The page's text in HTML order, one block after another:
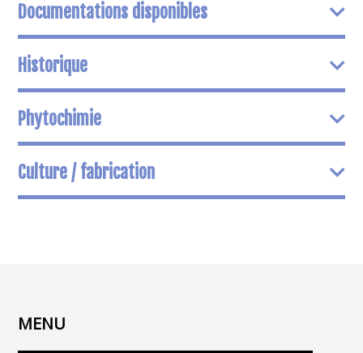
Documentations disponibles
Historique
Phytochimie
Culture / fabrication
MENU